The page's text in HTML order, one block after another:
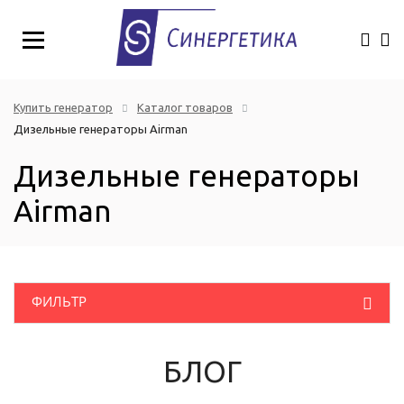
Купить генератор
Каталог товаров
Дизельные генераторы Airman
Дизельные генераторы
Airman
ФИЛЬТР
Однофазные промышленные генераторы
БЛОГ